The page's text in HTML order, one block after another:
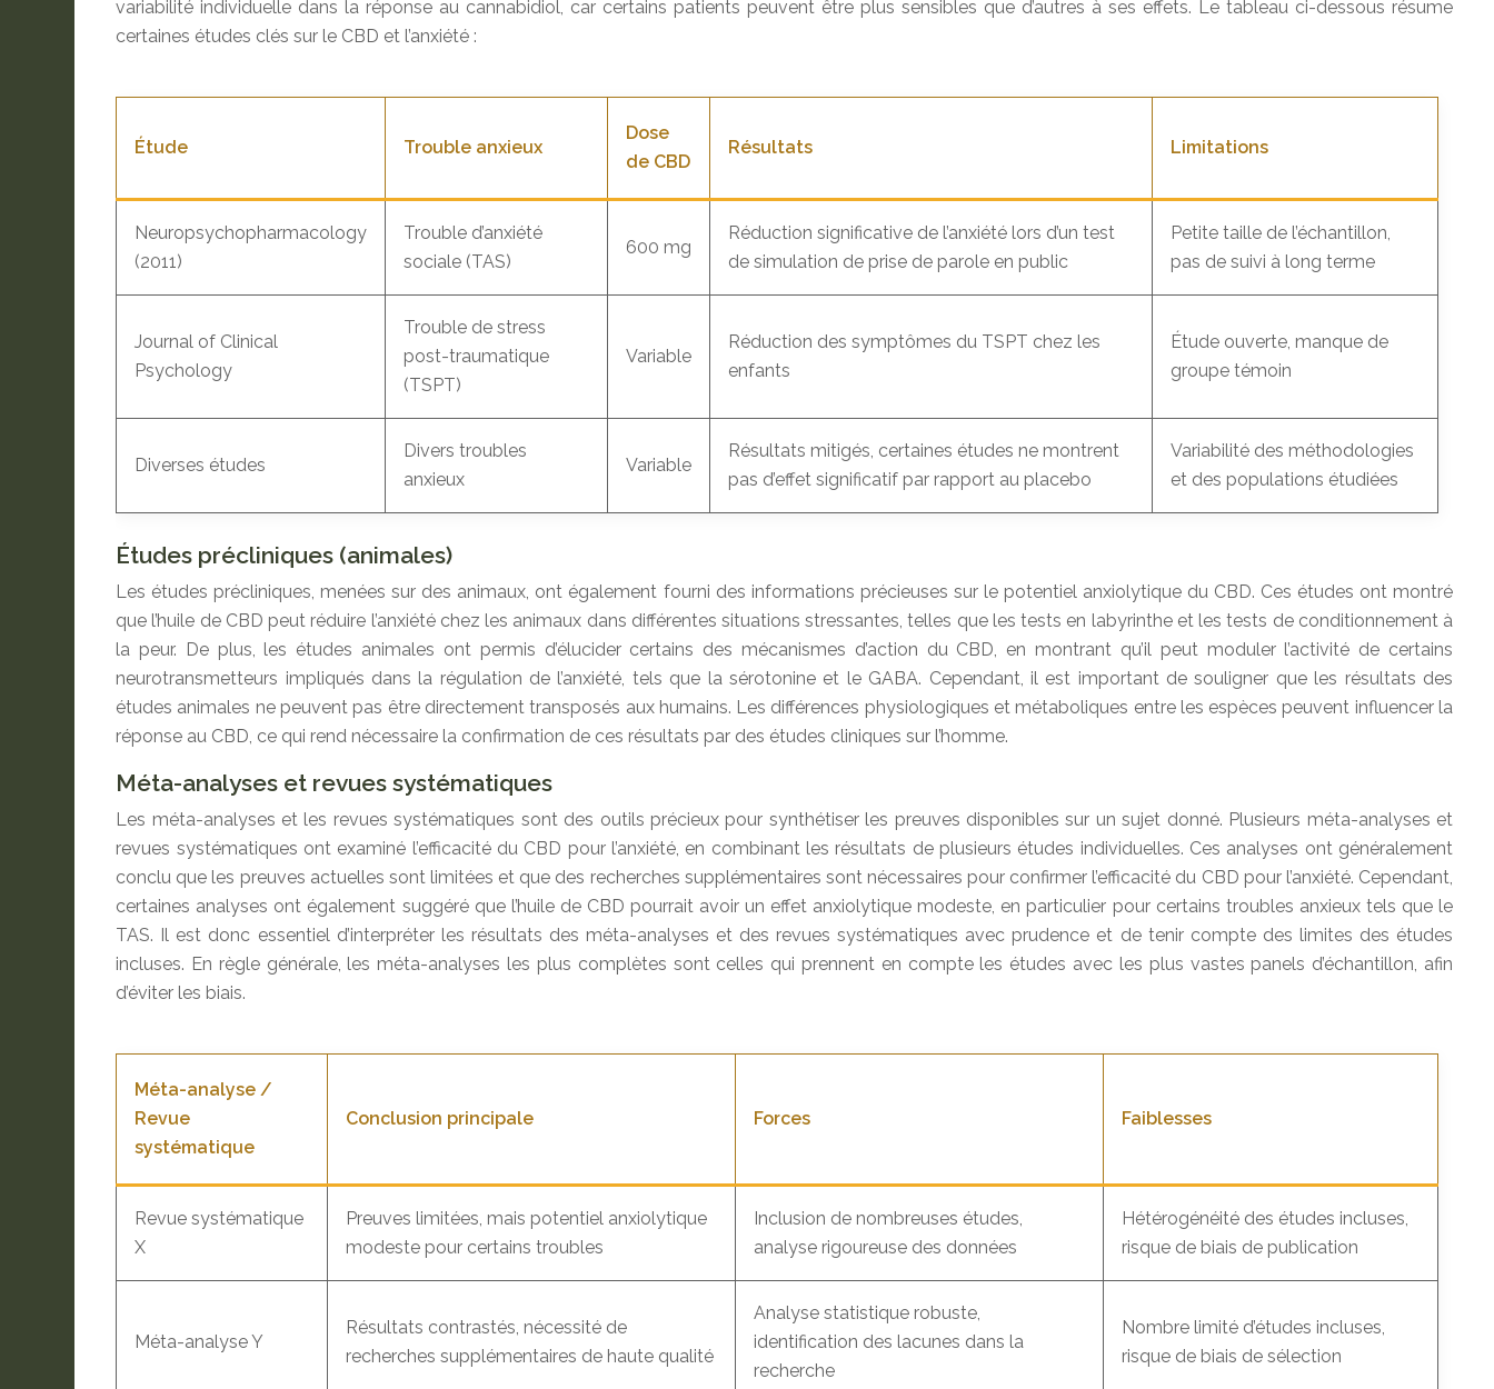
variabilité individuelle dans la réponse au cannabidiol, car certains patients peuvent être plus sensibles que d’autres à ses effets. Le tableau ci-dessous résume
certaines études clés sur le CBD et l’anxiété :
Étude Trouble anxieux
Dose
de CBD
Résultats Limitations
Neuropsychopharmacology
(2011)
Trouble d’anxiété
sociale (TAS)
600 mg
Réduction significative de l’anxiété lors d’un test
de simulation de prise de parole en public
Petite taille de l’échantillon,
pas de suivi à long terme
Journal of Clinical
Psychology
Trouble de stress
post-traumatique
(TSPT)
Variable
Réduction des symptômes du TSPT chez les
enfants
Étude ouverte, manque de
groupe témoin
Diverses études
Divers troubles
anxieux
Variable
Résultats mitigés, certaines études ne montrent
pas d’effet significatif par rapport au placebo
Variabilité des méthodologies
et des populations étudiées
Études précliniques (animales)
Les études précliniques, menées sur des animaux, ont également fourni des informations précieuses sur le potentiel anxiolytique du CBD. Ces études ont montré
que l’huile de CBD peut réduire l’anxiété chez les animaux dans différentes situations stressantes, telles que les tests en labyrinthe et les tests de conditionnement à
la peur. De plus, les études animales ont permis d’élucider certains des mécanismes d’action du CBD, en montrant qu’il peut moduler l’activité de certains
neurotransmetteurs impliqués dans la régulation de l’anxiété, tels que la sérotonine et le GABA. Cependant, il est important de souligner que les résultats des
études animales ne peuvent pas être directement transposés aux humains. Les différences physiologiques et métaboliques entre les espèces peuvent influencer la
réponse au CBD, ce qui rend nécessaire la confirmation de ces résultats par des études cliniques sur l’homme.
Méta-analyses et revues systématiques
Les méta-analyses et les revues systématiques sont des outils précieux pour synthétiser les preuves disponibles sur un sujet donné. Plusieurs méta-analyses et
revues systématiques ont examiné l’efficacité du CBD pour l’anxiété, en combinant les résultats de plusieurs études individuelles. Ces analyses ont généralement
conclu que les preuves actuelles sont limitées et que des recherches supplémentaires sont nécessaires pour confirmer l’efficacité du CBD pour l’anxiété. Cependant,
certaines analyses ont également suggéré que l’huile de CBD pourrait avoir un effet anxiolytique modeste, en particulier pour certains troubles anxieux tels que le
TAS. Il est donc essentiel d’interpréter les résultats des méta-analyses et des revues systématiques avec prudence et de tenir compte des limites des études
incluses. En règle générale, les méta-analyses les plus complètes sont celles qui prennent en compte les études avec les plus vastes panels d’échantillon, afin
d’éviter les biais.
Méta-analyse /
Revue
systématique
Conclusion principale Forces Faiblesses
Revue systématique
X
Preuves limitées, mais potentiel anxiolytique
modeste pour certains troubles
Inclusion de nombreuses études,
analyse rigoureuse des données
Hétérogénéité des études incluses,
risque de biais de publication
Méta-analyse Y
Résultats contrastés, nécessité de
recherches supplémentaires de haute qualité
Analyse statistique robuste,
identification des lacunes dans la
recherche
Nombre limité d’études incluses,
risque de biais de sélection